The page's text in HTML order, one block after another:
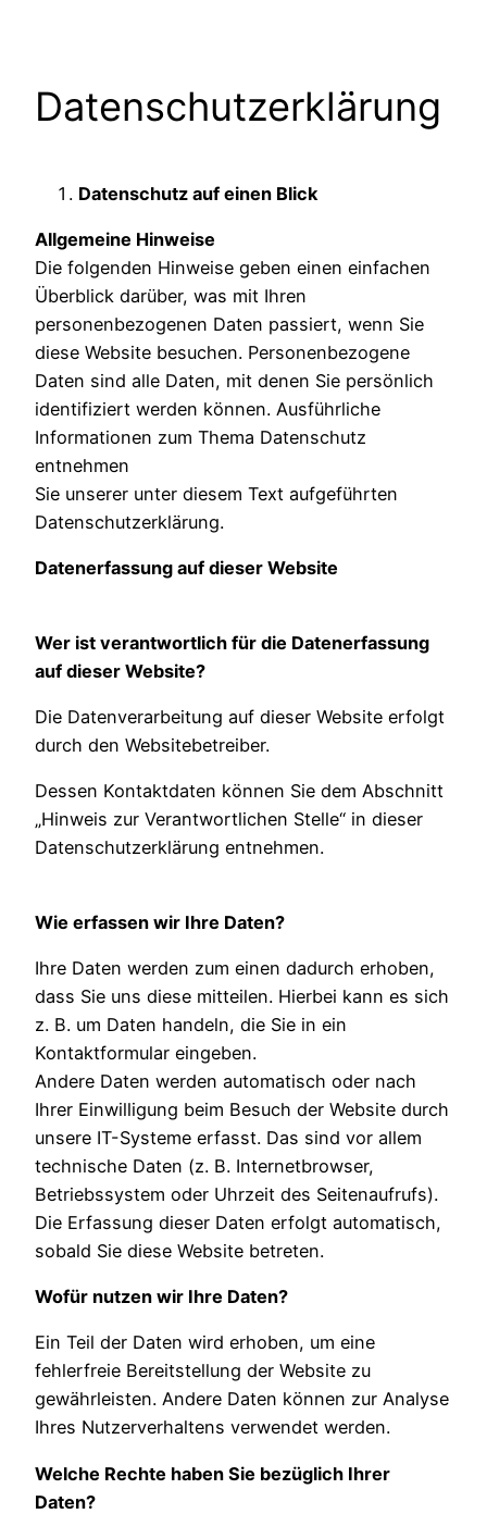
Datenschutzerklärung
Datenschutz auf einen Blick
Allgemeine Hinweise
Die folgenden Hinweise geben einen einfachen
Überblick darüber, was mit Ihren
personenbezogenen Daten passiert, wenn Sie
diese Website besuchen. Personenbezogene
Daten sind alle Daten, mit denen Sie persönlich
identifiziert werden können. Ausführliche
Informationen zum Thema Datenschutz
entnehmen
Sie unserer unter diesem Text aufgeführten
Datenschutzerklärung.
Datenerfassung auf dieser Website
Wer ist verantwortlich für die Datenerfassung
auf dieser Website?
Die Datenverarbeitung auf dieser Website erfolgt
durch den Websitebetreiber.
Dessen Kontaktdaten können Sie dem Abschnitt
„Hinweis zur Verantwortlichen Stelle“ in dieser
Datenschutzerklärung entnehmen.
Wie erfassen wir Ihre Daten?
Ihre Daten werden zum einen dadurch erhoben,
dass Sie uns diese mitteilen. Hierbei kann es sich
z. B. um Daten handeln, die Sie in ein
Kontaktformular eingeben.
Andere Daten werden automatisch oder nach
Ihrer Einwilligung beim Besuch der Website durch
unsere IT-Systeme erfasst. Das sind vor allem
technische Daten (z. B. Internetbrowser,
Betriebssystem oder Uhrzeit des Seitenaufrufs).
Die Erfassung dieser Daten erfolgt automatisch,
sobald Sie diese Website betreten.
Wofür nutzen wir Ihre Daten?
Ein Teil der Daten wird erhoben, um eine
fehlerfreie Bereitstellung der Website zu
gewährleisten. Andere Daten können zur Analyse
Ihres Nutzerverhaltens verwendet werden.
Welche Rechte haben Sie bezüglich Ihrer
Daten?